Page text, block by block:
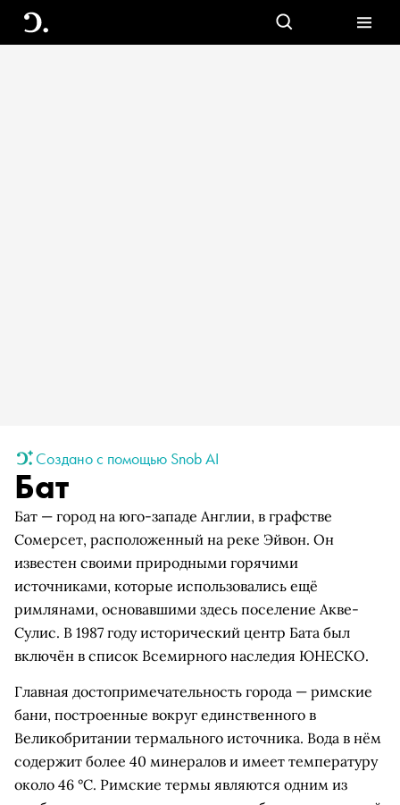
Создано с помощью Snob AI
Бат
Бат — город на юго-западе Англии, в графстве
Сомерсет, расположенный на реке Эйвон. Он
известен своими природными горячими
источниками, которые использовались ещё
римлянами, основавшими здесь поселение Акве-
Сулис. В 1987 году исторический центр Бата был
включён в список Всемирного наследия ЮНЕСКО.
Главная достопримечательность города — римские
бани, построенные вокруг единственного в
Великобритании термального источника. Вода в нём
содержит более 40 минералов и имеет температуру
около 46 °C. Римские термы являются одним из